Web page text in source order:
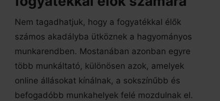
Nem tagadhatjuk, hogy a fogyatékkal élők
számos akadályba ütköznek a hagyományos
munkarendben. Mostanában azonban egyre
több munkáltató, különösen azok, amelyek
online állásokat kínálnak, a sokszínűbb és
befogadóbb munkahelyek felé mozdulnak el.